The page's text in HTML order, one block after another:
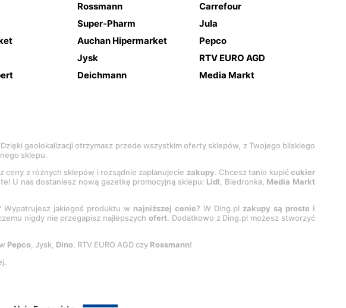
Rossmann
Carrefour
Super-Pharm
Jula
Auchan Hipermarket
Pepco
Jysk
RTV EURO AGD
Deichmann Media Markt
geolokalizacji otrzymasz przede wszystkim oferty sklepów, z Twojego bliskiego
sklepu.
ceny z różnych sklepów i rozsądnie zaplanujecie zakupy. Chcesz tanio kupićcukier
U nas dostaniesz nową gazetkę promocyjną sklepu: Lidl, Biedronka, Media Markt
Wypatrujesz jakiegoś produktu w najniższej cenie? W Ding.pl zakupy są proste i
nigdy nie przegapisz najlepszychofert. Dodatkowo z Ding.pl możesz stworzyć
Pepco, Jysk, Dino, RTV EURO AGD czy Rossmann!